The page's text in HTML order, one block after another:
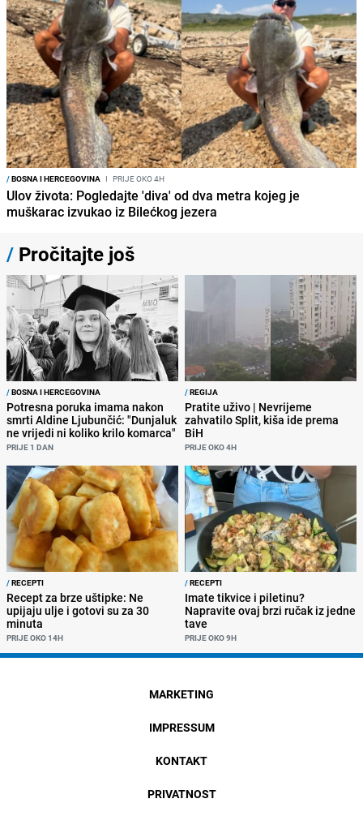
/BOSNA I HERCEGOVINA I PRIJE OKO 4H
Ulov života: Pogledajte 'diva' od dva metra kojeg je
muškarac izvukao iz Bilećkog jezera
/ Pročitajte još
/BOSNA I HERCEGOVINA
Potresna poruka imama nakon
smrti Aldine Ljubunčić: "Dunjaluk
ne vrijedi ni koliko krilo komarca"
PRIJE 1 DAN
/REGIJA
Pratite uživo | Nevrijeme
zahvatilo Split, kiša ide prema
BiH
PRIJE OKO 4H
/RECEPTI
Recept za brze uštipke: Ne
upijaju ulje i gotovi su za 30
minuta
PRIJE OKO 14H
/RECEPTI
Imate tikvice i piletinu?
Napravite ovaj brzi ručak iz jedne
tave
PRIJE OKO 9H
MARKETING
IMPRESSUM
KONTAKT
PRIVATNOST